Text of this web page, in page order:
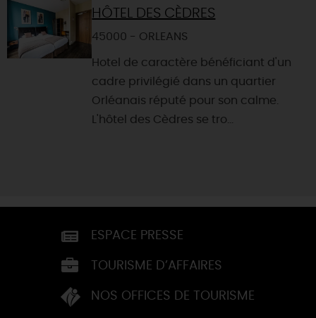
HÔTEL DES CÈDRES
45000 - ORLEANS
Hotel de caractère bénéficiant d'un
cadre privilégié dans un quartier
Orléanais réputé pour son calme.
L'hôtel des Cèdres se tro...
ESPACE PRESSE
TOURISME D’AFFAIRES
NOS OFFICES DE TOURISME